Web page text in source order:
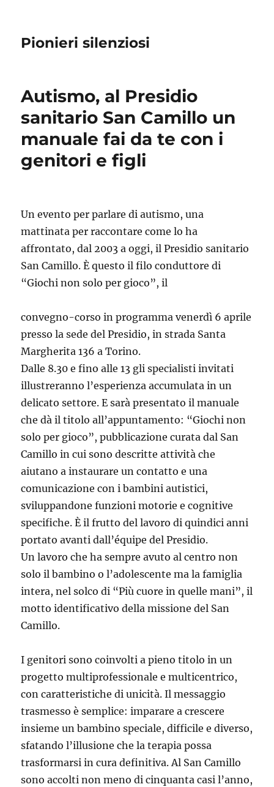
Pionieri silenziosi
Autismo, al Presidio
sanitario San Camillo un
manuale fai da te con i
genitori e figli
Un evento per parlare di autismo, una
mattinata per raccontare come lo ha
affrontato, dal 2003 a oggi, il Presidio sanitario
San Camillo. È questo il filo conduttore di
“Giochi non solo per gioco”, il
convegno-corso in programma venerdì 6 aprile
presso la sede del Presidio, in strada Santa
Margherita 136 a Torino.
Dalle 8.30 e fino alle 13 gli specialisti invitati
illustreranno l’esperienza accumulata in un
delicato settore. E sarà presentato il manuale
che dà il titolo all’appuntamento: “Giochi non
solo per gioco”, pubblicazione curata dal San
Camillo in cui sono descritte attività che
aiutano a instaurare un contatto e una
comunicazione con i bambini autistici,
sviluppandone funzioni motorie e cognitive
specifiche. È il frutto del lavoro di quindici anni
portato avanti dall’équipe del Presidio.
Un lavoro che ha sempre avuto al centro non
solo il bambino o l’adolescente ma la famiglia
intera, nel solco di “Più cuore in quelle mani”, il
motto identificativo della missione del San
Camillo.
I genitori sono coinvolti a pieno titolo in un
progetto multiprofessionale e multicentrico,
con caratteristiche di unicità. Il messaggio
trasmesso è semplice: imparare a crescere
insieme un bambino speciale, difficile e diverso,
sfatando l’illusione che la terapia possa
trasformarsi in cura definitiva. Al San Camillo
sono accolti non meno di cinquanta casi l’anno,